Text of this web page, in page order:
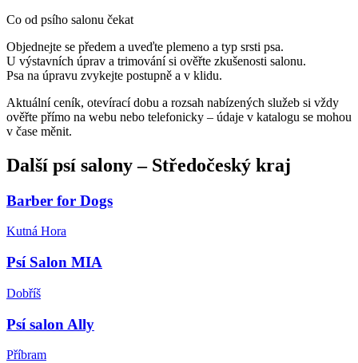
Co od psího salonu čekat
Objednejte se předem a uveďte plemeno a typ srsti psa.
U výstavních úprav a trimování si ověřte zkušenosti salonu.
Psa na úpravu zvykejte postupně a v klidu.
Aktuální ceník, otevírací dobu a rozsah nabízených služeb si vždy
ověřte přímo na webu nebo telefonicky – údaje v katalogu se mohou
v čase měnit.
Další psí salony– Středočeský kraj
Barber for Dogs
Kutná Hora
Psí Salon MIA
Dobříš
Psí salon Ally
Příbram